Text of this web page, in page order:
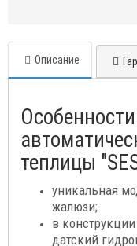
Описание
теплицы
уникальная
жалюзи;
в
датский